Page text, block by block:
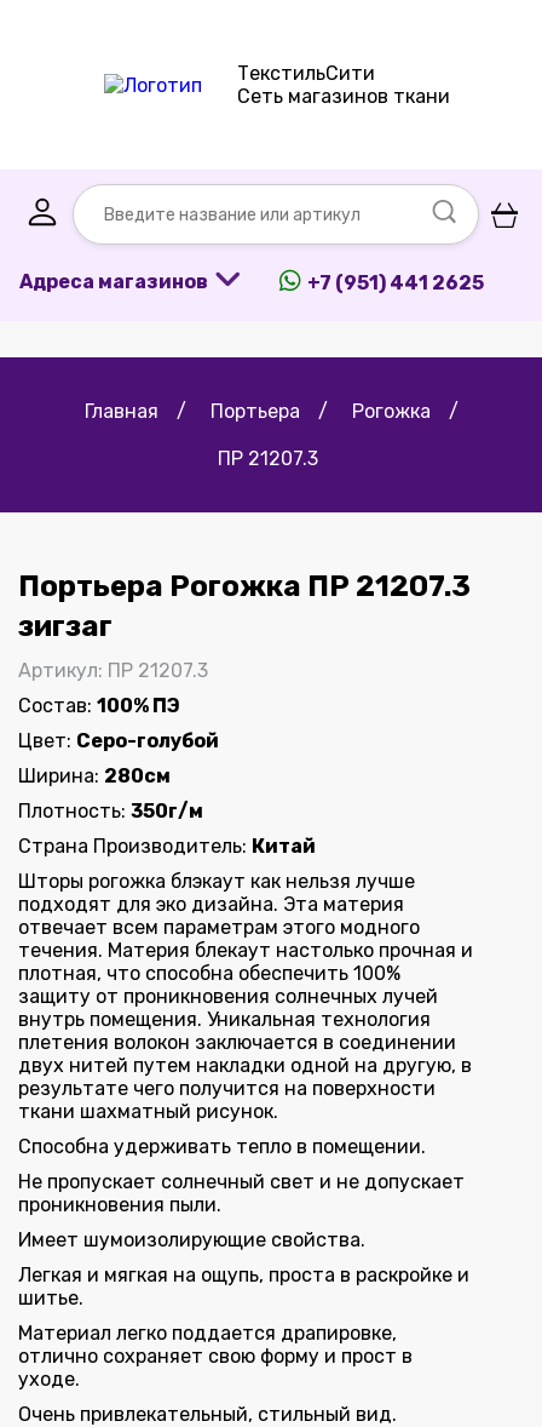
ТекстильСити
Сеть магазинов ткани
Адреса магазинов +7 (951) 441 2625
Главная / Портьера / Рогожка /
ПР 21207.3
Портьера Рогожка ПР 21207.3
зигзаг
Артикул: ПР 21207.3
Состав: 100% ПЭ
Цвет: Серо-голубой
Ширина: 280см
Плотность: 350г/м
Страна Производитель: Китай
Шторы рогожка блэкаут как нельзя лучше
подходят для эко дизайна. Эта материя
отвечает всем параметрам этого модного
течения. Материя блекаут настолько прочная и
плотная, что способна обеспечить 100%
защиту от проникновения солнечных лучей
внутрь помещения. Уникальная технология
плетения волокон заключается в соединении
двух нитей путем накладки одной на другую, в
результате чего получится на поверхности
ткани шахматный рисунок.
Способна удерживать тепло в помещении.
Не пропускает солнечный свет и не допускает
проникновения пыли.
Имеет шумоизолирующие свойства.
Легкая и мягкая на ощупь, проста в раскройке и
шитье.
Материал легко поддается драпировке,
отлично сохраняет свою форму и прост в
уходе.
Очень привлекательный, стильный вид.